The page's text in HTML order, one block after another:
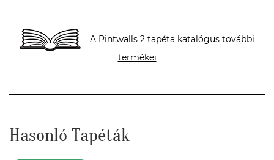
A Pintwalls 2 tapéta katalógus további
termékei
Hasonló Tapéták